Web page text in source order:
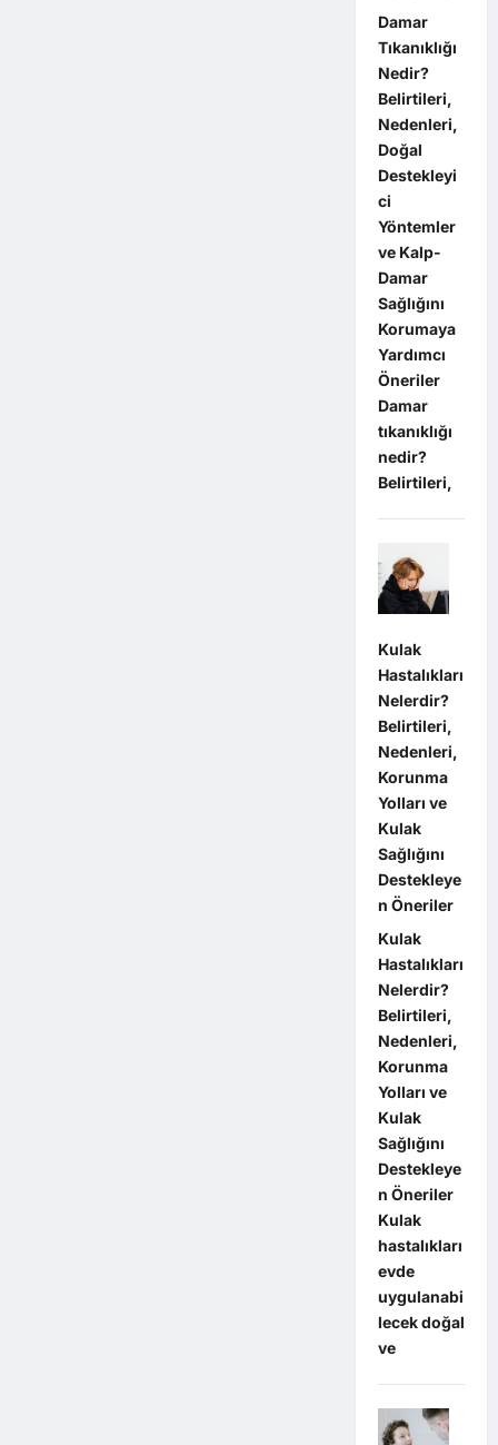
Damar
Tıkanıklığı
Nedir?
Belirtileri,
Nedenleri,
Doğal
Destekleyi
ci
Yöntemler
ve Kalp-
Damar
Sağlığını
Korumaya
Yardımcı
Öneriler
Damar
tıkanıklığı
nedir?
Belirtileri,
Kulak
Hastalıkları
Nelerdir?
Belirtileri,
Nedenleri,
Korunma
Yolları ve
Kulak
Sağlığını
Destekleye
n Öneriler
Kulak
Hastalıkları
Nelerdir?
Belirtileri,
Nedenleri,
Korunma
Yolları ve
Kulak
Sağlığını
Destekleye
n Öneriler
Kulak
hastalıkları
evde
uygulanabi
lecek doğal
ve